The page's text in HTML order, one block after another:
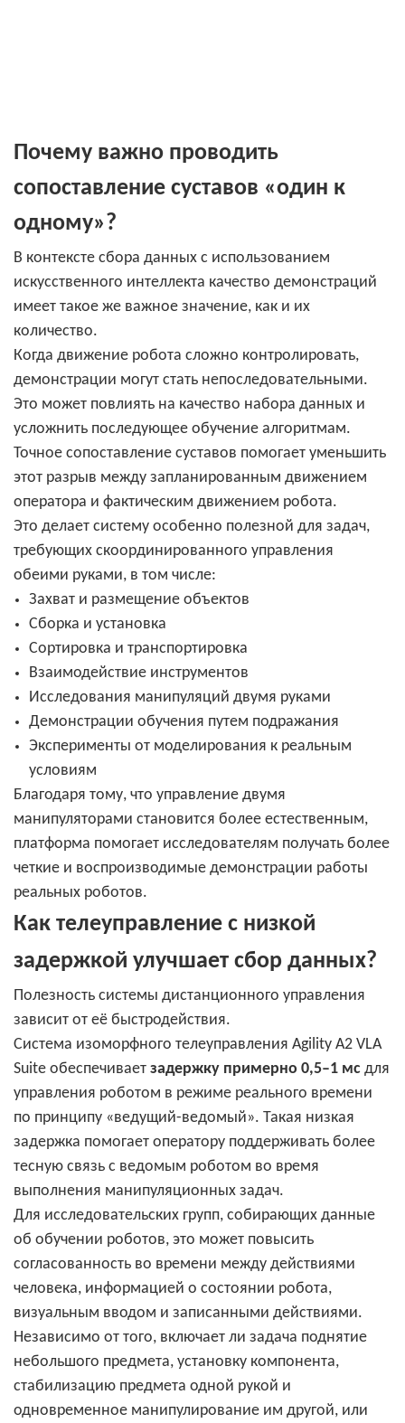
Почему важно проводить
сопоставление суставов «один к
одному»?
В контексте сбора данных с использованием
искусственного интеллекта качество демонстраций
имеет такое же важное значение, как и их
количество.
Когда движение робота сложно контролировать,
демонстрации могут стать непоследовательными.
Это может повлиять на качество набора данных и
усложнить последующее обучение алгоритмам.
Точное сопоставление суставов помогает уменьшить
этот разрыв между запланированным движением
оператора и фактическим движением робота.
Это делает систему особенно полезной для задач,
требующих скоординированного управления
обеими руками, в том числе:
Захват и размещение объектов
Сборка и установка
Сортировка и транспортировка
Взаимодействие инструментов
Исследования манипуляций двумя руками
Демонстрации обучения путем подражания
Эксперименты от моделирования к реальным
условиям
Благодаря тому, что управление двумя
манипуляторами становится более естественным,
платформа помогает исследователям получать более
четкие и воспроизводимые демонстрации работы
реальных роботов.
Как телеуправление с низкой
задержкой улучшает сбор данных?
Полезность системы дистанционного управления
зависит от её быстродействия.
Система изоморфного телеуправления Agility A2 VLA
Suite обеспечивает задержку примерно 0,5–1 мс для
управления роботом в режиме реального времени
по принципу «ведущий-ведомый». Такая низкая
задержка помогает оператору поддерживать более
тесную связь с ведомым роботом во время
выполнения манипуляционных задач.
Для исследовательских групп, собирающих данные
об обучении роботов, это может повысить
согласованность во времени между действиями
человека, информацией о состоянии робота,
визуальным вводом и записанными действиями.
Независимо от того, включает ли задача поднятие
небольшого предмета, установку компонента,
стабилизацию предмета одной рукой и
одновременное манипулирование им другой, или